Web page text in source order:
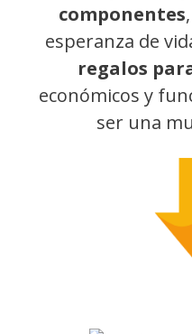
componentes
esperanza de
regalos
económicos y
ser una